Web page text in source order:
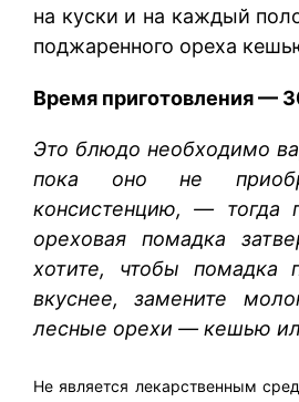
на куски и на каждый
поджаренного ореха
Время приготовления —
Это блюдо необходимо
пока оно не
консистенцию, — тогда
ореховая помадка
хотите, чтобы помадка
вкуснее, замените
лесные орехи — кешью
Не является лекарственным